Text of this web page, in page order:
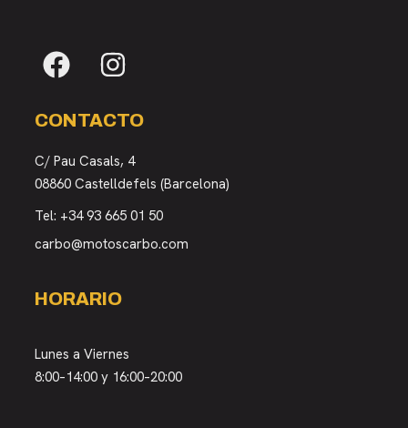
CONTACTO
C/ Pau Casals, 4
08860 Castelldefels (Barcelona)
Tel: +34 93 665 01 50
carbo@motoscarbo.com
HORARIO
Lunes a Viernes
8:00–14:00 y 16:00–20:00